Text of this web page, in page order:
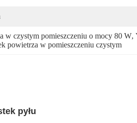
w czystym pomieszczeniu o mocy 80 W,
powietrza w pomieszczeniu czystym
pyłu